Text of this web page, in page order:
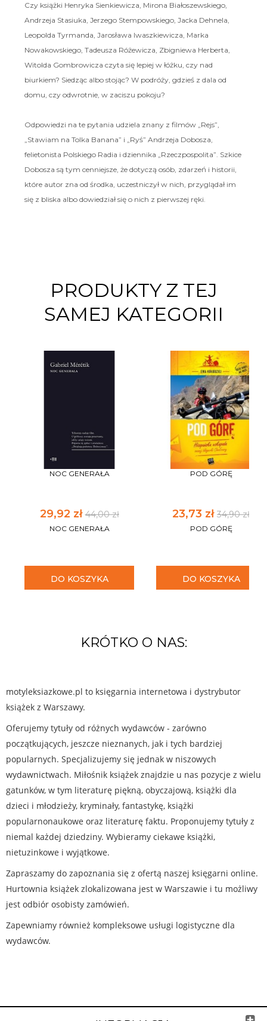
Czy książki Henryka Sienkiewicza, Mirona Białoszewskiego,
Andrzeja Stasiuka, Jerzego Stempowskiego, Jacka Dehnela,
Leopolda Tyrmanda, Jarosława Iwaszkiewicza, Marka
Nowakowskiego, Tadeusza Różewicza, Zbigniewa Herberta,
Witolda Gombrowicza czyta się lepiej w łóżku, czy nad
biurkiem? Siedząc albo stojąc? W podróży, gdzieś z dala od
domu, czy odwrotnie, w zaciszu pokoju?
Odpowiedzi na te pytania udziela znany z filmów „Rejs”,
„Stawiam na Tolka Banana” i „Ryś” Andrzeja Dobosza,
felietonista Polskiego Radia i dziennika „Rzeczpospolita”. Szkice
Dobosza są tym cenniejsze, że dotyczą osób, zdarzeń i historii,
które autor zna od środka, uczestniczył w nich, przyglądał im
się z bliska albo dowiedział się o nich z pierwszej ręki.
PRODUKTY Z TEJ
SAMEJ KATEGORII
NOC GENERAŁA
29,92 zł44,00 zł
NOC GENERAŁA
DO KOSZYKA
POD GÓRĘ
23,73 zł 34,90 zł
POD GÓRĘ
DO KOSZYKA
KRÓTKO O NAS:
motyleksiazkowe.pl to księgarnia internetowa i dystrybutor
książek z Warszawy.
Oferujemy tytuły od różnych wydawców - zarówno
początkujących, jeszcze nieznanych, jak i tych bardziej
popularnych. Specjalizujemy się jednak w niszowych
wydawnictwach. Miłośnik książek znajdzie u nas pozycje z wielu
gatunków, w tym literaturę piękną, obyczajową, książki dla
dzieci i młodzieży, kryminały, fantastykę, książki
popularnonaukowe oraz literaturę faktu. Proponujemy tytuły z
niemal każdej dziedziny. Wybieramy ciekawe książki,
nietuzinkowe i wyjątkowe.
Zapraszamy do zapoznania się z ofertą naszej księgarni online.
Hurtownia książek zlokalizowana jest w Warszawie i tu możliwy
jest odbiór osobisty zamówień.
Zapewniamy również kompleksowe usługi logistyczne dla
wydawców.